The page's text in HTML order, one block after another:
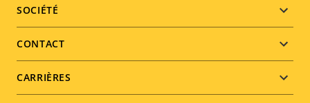
Footer
menu
SOCIÉTÉ
CONTACT
CARRIÈRES